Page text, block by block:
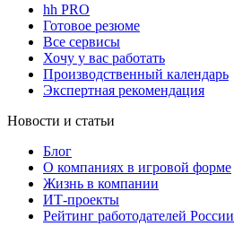
hh PRO
Готовое резюме
Все сервисы
Хочу у вас работать
Производственный календарь
Экспертная рекомендация
Новости и статьи
Блог
О компаниях в игровой форме
Жизнь в компании
ИТ-проекты
Рейтинг работодателей России